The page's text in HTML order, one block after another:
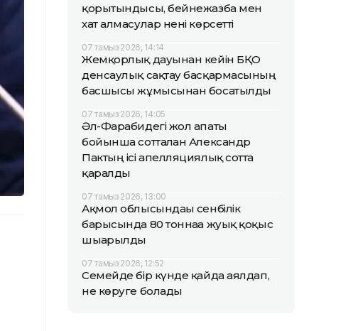
қорытындысы, бейнежазба мен
хат алмасулар нені көрсетті
07 тамыз 2026, 14:14
Жемқорлық дауынан кейін БҚО
денсаулық сақтау басқармасының
басшысы жұмысынан босатылды
07 тамыз 2026, 14:05
Әл-Фарабидегі жол апаты
бойынша сотталған Александр
Пактың ісі апелляциялық сотта
қаралды
07 тамыз 2026, 13:00
Ақмол облысындағы сенбілік
барысында 80 тоннаға жуық қоқыс
шығарылды
07 тамыз 2026, 12:52
Семейде бір күнде қайда аялдап,
не көруге болады